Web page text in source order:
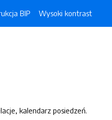
BIP Wysoki kontrast
kalendarz posiedzeń.